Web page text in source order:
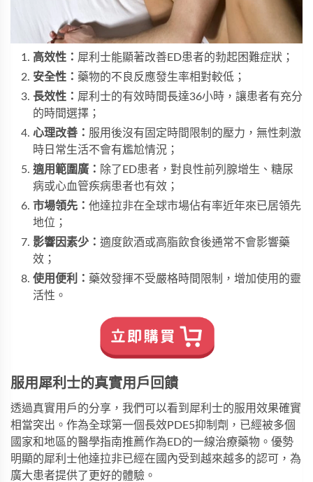
高效性： 犀利士能顯著改善ED患者的勃起困難症狀；
安全性： 藥物的不良反應發生率相對較低；
長效性： 犀利士的有效時間長達36小時，讓患者有充分
的時間選擇；
心理改善： 服用後沒有固定時間限制的壓力，無性刺激
時日常生活不會有尷尬情況；
適用範圍廣： 除了ED患者，對良性前列腺增生、糖尿
病或心血管疾病患者也有效；
市場領先： 他達拉非在全球市場佔有率近年來已居領先
地位；
影響因素少： 適度飲酒或高脂飲食後通常不會影響藥
效；
使用便利： 藥效發揮不受嚴格時間限制，增加使用的靈
活性。
服用犀利士的真實用戶回饋
透過真實用戶的分享，我們可以看到犀利士的服用效果確實
相當突出。作為全球第一個長效PDE5抑制劑，已經被多個
國家和地區的醫學指南推薦作為ED的一線治療藥物。優勢
明顯的犀利士他達拉非已經在國內受到越來越多的認可，為
廣大患者提供了更好的體驗。